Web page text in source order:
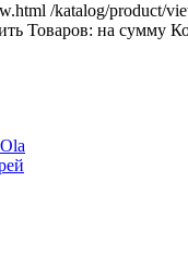
/katalog/product/
Товаров: на сумму